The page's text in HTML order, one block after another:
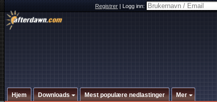
Registrer|Logg inn:
Hjem Downloads Mest populære nedlastinger Mer